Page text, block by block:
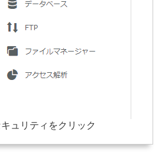
ュリティをクリック